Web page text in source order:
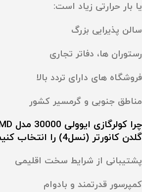
یا بار حرارتی زیاد است:
سالن‌ پذیرایی بزرگ
رستوران‌ ها، دفاتر تجاری
فروشگاه‌ های دارای تردد بالا
مناطق جنوبی و گرمسیر کشور
گلدن کانورتر (نسل4) را انتخاب کنیم؟
پشتیبانی از شرایط سخت اقلیمی
کمپرسور قدرتمند و با‌دوام